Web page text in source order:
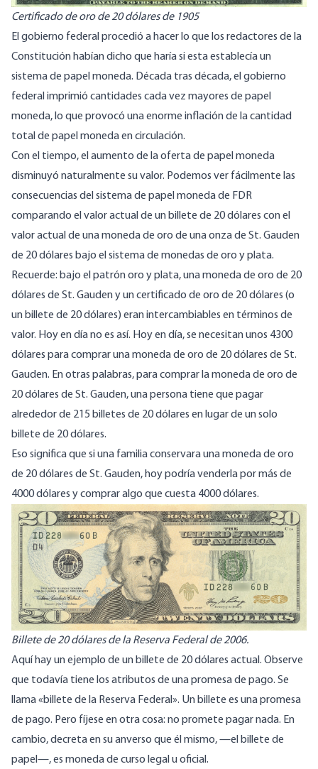
Certificado de oro de 20 dólares de 1905
El gobierno federal procedió a hacer lo que los redactores de la
Constitución habían dicho que haría si esta establecía un
sistema de papel moneda. Década tras década, el gobierno
federal imprimió cantidades cada vez mayores de papel
moneda, lo que provocó una enorme inflación de la cantidad
total de papel moneda en circulación.
Con el tiempo, el aumento de la oferta de papel moneda
disminuyó naturalmente su valor. Podemos ver fácilmente las
consecuencias del sistema de papel moneda de FDR
comparando el valor actual de un billete de 20 dólares con el
valor actual de una moneda de oro de una onza de St. Gauden
de 20 dólares bajo el sistema de monedas de oro y plata.
Recuerde: bajo el patrón oro y plata, una moneda de oro de 20
dólares de St. Gauden y un certificado de oro de 20 dólares (o
un billete de 20 dólares) eran intercambiables en términos de
valor. Hoy en día no es así. Hoy en día, se necesitan unos 4300
dólares para comprar una moneda de oro de 20 dólares de St.
Gauden. En otras palabras, para comprar la moneda de oro de
20 dólares de St. Gauden, una persona tiene que pagar
alrededor de 215 billetes de 20 dólares en lugar de un solo
billete de 20 dólares.
Eso significa que si una familia conservara una moneda de oro
de 20 dólares de St. Gauden, hoy podría venderla por más de
4000 dólares y comprar algo que cuesta 4000 dólares.
Billete de 20 dólares de la Reserva Federal de 2006.
Aquí hay un ejemplo de un billete de 20 dólares actual. Observe
que todavía tiene los atributos de una promesa de pago. Se
llama «billete de la Reserva Federal». Un billete es una promesa
de pago. Pero fíjese en otra cosa: no promete pagar nada. En
cambio, decreta en su anverso que él mismo, —el billete de
papel—, es moneda de curso legal u oficial.